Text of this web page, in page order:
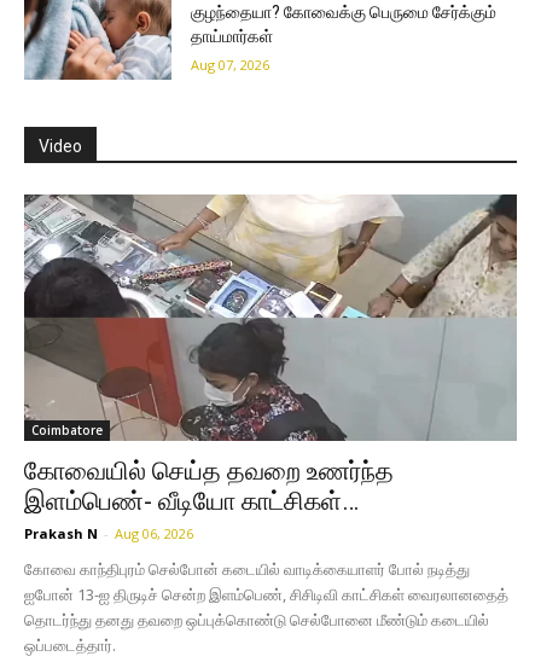
குழந்தையா? கோவைக்கு பெருமை சேர்க்கும்
தாய்மார்கள்
Aug 07, 2026
Video
Coimbatore
கோவையில் செய்த தவறை உணர்ந்த
இளம்பெண்- வீடியோ காட்சிகள்…
Prakash N - Aug 06, 2026
கோவை காந்திபுரம் செல்போன் கடையில் வாடிக்கையாளர் போல் நடித்து
ஐபோன் 13-ஐ திருடிச் சென்ற இளம்பெண், சிசிடிவி காட்சிகள் வைரலானதைத்
தொடர்ந்து தனது தவறை ஒப்புக்கொண்டு செல்போனை மீண்டும் கடையில்
ஒப்படைத்தார்.